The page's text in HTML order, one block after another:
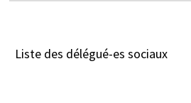
Liste des délégué-es sociaux